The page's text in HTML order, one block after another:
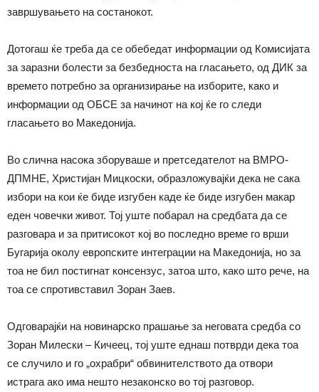
завршувањето на состанокот.
Дотогаш ќе треба да се обебедат информации од Комисијата
за заразни болести за безбедноста на гласањето, од ДИК за
времето потребно за организирање на изборите, како и
информации од ОБСЕ за начинот на кој ќе го следи
гласањето во Македонија.
Во слична насока зборуваше и претседателот на ВМРО-
ДПМНЕ, Христијан Мицкоски, образложувајќи дека не сака
избори на кои ќе биде изгубен каде ќе биде изгубен макар
еден човечки живот. Тој уште побарал на средбата да се
разговара и за притисокот кој во последно време го врши
Бугарија околу европските интеграции на Македонија, но за
тоа не бил постигнат консензус, затоа што, како што рече, на
тоа се спротивставил Зоран Заев.
Одговарајќи на новинарско прашање за неговата средба со
Зоран Милески – Кичеец, тој уште еднаш потврди дека тоа
се случило и го „охрабри“ обвинителството да отвори
истрага ако има нешто незаконско во тој разговор.